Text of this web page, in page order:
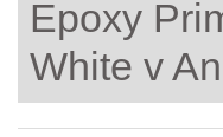
Epoxy
White v